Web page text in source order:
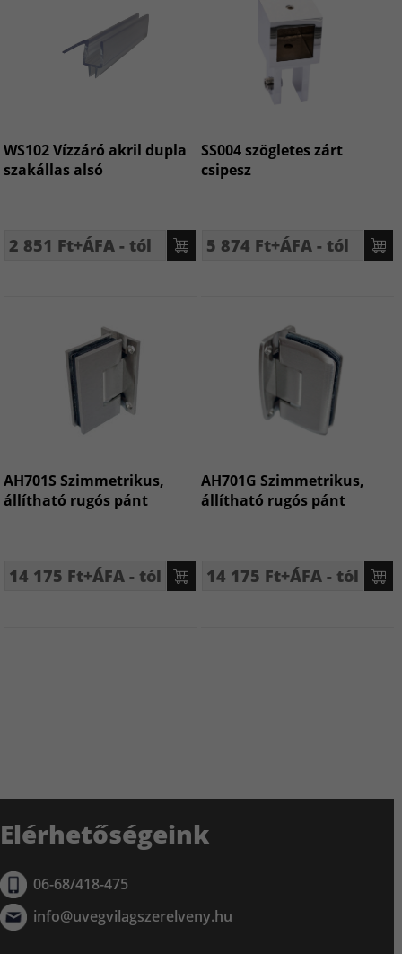
WS102 Vízzáró akril dupla
szakállas alsó
2 851 Ft+ÁFA - tól
SS004 szögletes zárt
csipesz
5 874 Ft+ÁFA - tól
AH701S Szimmetrikus,
állítható rugós pánt
14 175 Ft+ÁFA - tól
AH701G Szimmetrikus,
állítható rugós pánt
14 175 Ft+ÁFA - tól
Elérhetőségeink
06-68/418-475
info@uvegvilagszerelveny.hu